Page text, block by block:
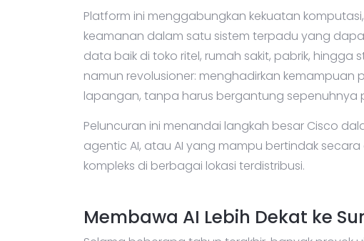
Platform ini menggabungkan kekuatan
keamanan dalam satu sistem terpadu yang
data baik di toko ritel, rumah sakit, pabrik,
namun revolusioner: menghadirkan kemampuan
lapangan, tanpa harus bergantung
Peluncuran ini menandai langkah besar Cisco
agentic AI, atau AI yang mampu bertindak
kompleks di berbagai lokasi terdistribusi.
Membawa AI Lebih Dekat ke